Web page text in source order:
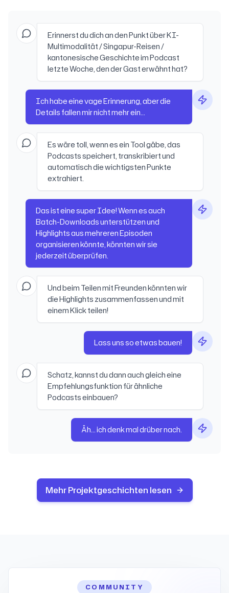
Erinnerst du dich an den Punkt über KI-
Multimodalität / Singapur-Reisen /
kantonesische Geschichte im Podcast
letzte Woche, den der Gast erwähnt hat?
Ich habe eine vage Erinnerung, aber die
Details fallen mir nicht mehr ein...
Es wäre toll, wenn es ein Tool gäbe, das
Podcasts speichert, transkribiert und
automatisch die wichtigsten Punkte
extrahiert.
Das ist eine super Idee! Wenn es auch
Batch-Downloads unterstützen und
Highlights aus mehreren Episoden
organisieren könnte, könnten wir sie
jederzeit überprüfen.
Und beim Teilen mit Freunden könnten wir
die Highlights zusammenfassen und mit
einem Klick teilen!
Lass uns so etwas bauen!
Schatz, kannst du dann auch gleich eine
Empfehlungsfunktion für ähnliche
Podcasts einbauen?
Äh... ich denk mal drüber nach.
Mehr Projektgeschichten lesen
COMMUNITY